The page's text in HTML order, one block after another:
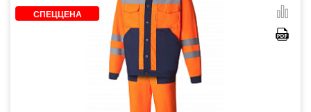
СПЕЦЦЕНА